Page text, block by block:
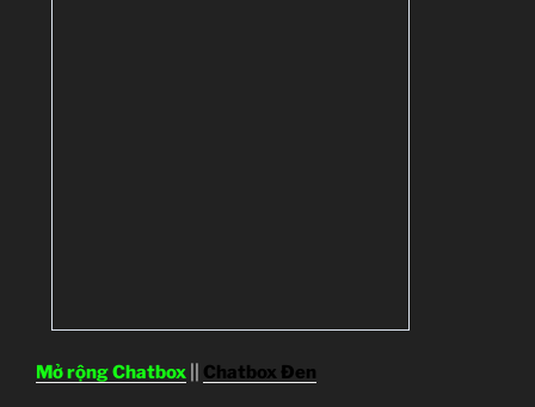
Mở rộng Chatbox Chatbox Đen